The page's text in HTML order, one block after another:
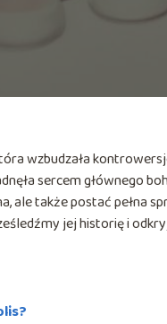
wzbudzała
sercem głównego
ale także postać pełna
jej historię i